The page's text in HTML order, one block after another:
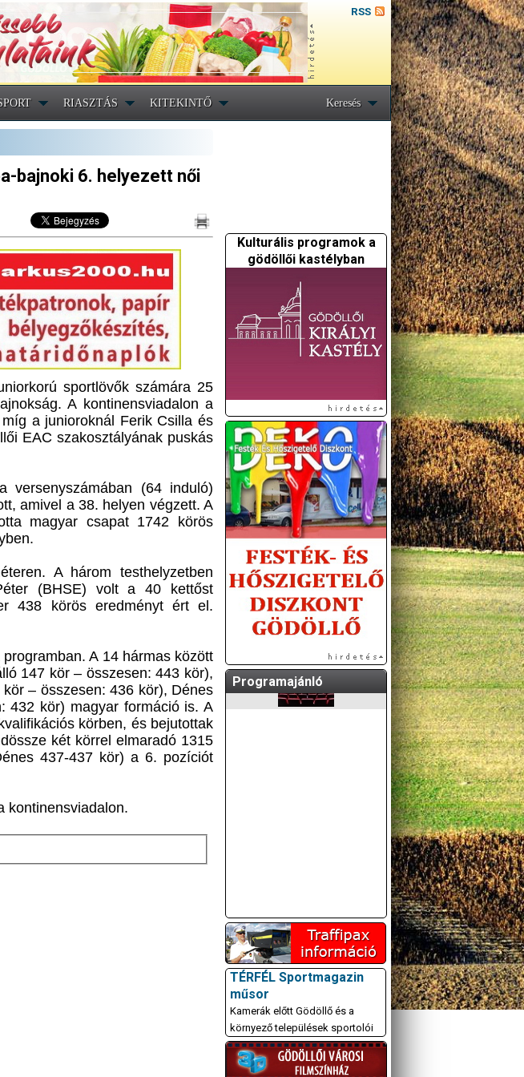
RSS
RIASZTÁS KITEKINTŐ Keresés
bajnoki 6. helyezett női
sportlövők számára 25
A kontinensviadalon a
a junioroknál Ferik Csilla és
EAC szakosztályának puskás
(64 induló)
amivel a 38. helyen végzett. A
magyar csapat 1742 körös
A három testhelyzetben
(BHSE) volt a 40 kettőst
438 körös eredményt ért el.
A 14 hármas között
147 kör – összesen: 443 kör),
– összesen: 436 kör), Dénes
432 kör) magyar formáció is. A
körben, és bejutottak
két körrel elmaradó 1315
437-437 kör) a 6. pozíciót
kontinensviadalon.
Kulturális programok a
gödöllői kastélyban
Programajánló
A GÖDÖLLŐI ÉS
KÖRNYÉKBELI
KULTURÁLIS- ÉS
SPORTPROGRAMOKAT
KÖZÖSSÉGI
OLDALUNKON TESSZÜK
KÖZZÉ!
TÉRFÉL Sportmagazin
műsor
Kamerák előtt Gödöllő és a
környező települések sportolói